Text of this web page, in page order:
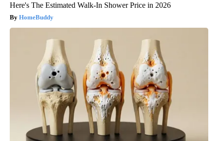
Here's The Estimated Walk-In Shower Price in 2026
HomeBuddy